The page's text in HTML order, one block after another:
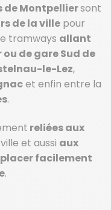
de Montpelliersont
de la ville pour
tramways allant
de gare Sud de
le-Lez,
et enfin entre la
.
reliées aux
et aussi aux
facilement
.